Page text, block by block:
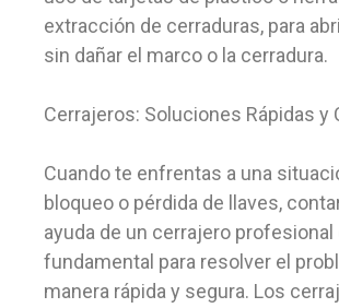
extracción de cerraduras, para
sin dañar el marco o la cerradura.
Cerrajeros: Soluciones Rápidas y
Cuando te enfrentas a una
bloqueo o pérdida de llaves,
ayuda de un cerrajero profesional
fundamental para resolver el
manera rápida y segura. Los